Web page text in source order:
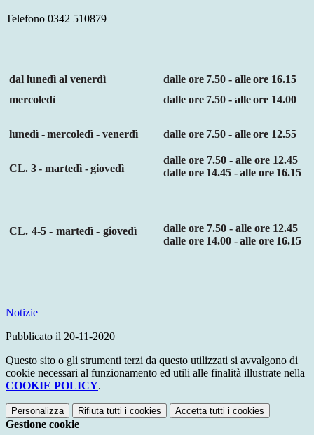
Telefono 0342 510879
dal lunedì al venerdì dalle ore 7.50 - alle ore 16.15
mercoledì
dalle ore 7.50 - alle ore 14.00
lunedì - mercoledì - venerdì dalle ore 7.50 - alle ore 12.55
CL. 3 - martedì - giovedì
dalle ore 7.50 - alle ore 12.45
dalle ore 14.45 - alle ore 16.15
CL. 4-5 - martedì - giovedì
dalle ore 7.50 - alle ore 12.45
dalle ore 14.00 - alle ore 16.15
Notizie
Pubblicato il 20-11-2020
Questo sito o gli strumenti terzi da questo utilizzati si avvalgono di
cookie necessari al funzionamento ed utili alle finalità illustrate nella
COOKIE POLICY.
Personalizza Rifiuta tutti i cookies Accetta tutti i cookies
Gestione cookie